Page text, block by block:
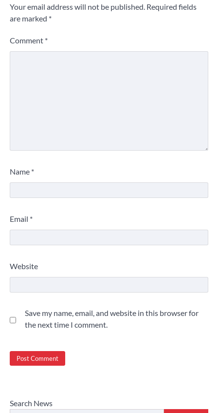
Your email address will not be published. Required fields
are marked *
Comment *
Name *
Email *
Website
Save my name, email, and website in this browser for
the next time I comment.
Search News